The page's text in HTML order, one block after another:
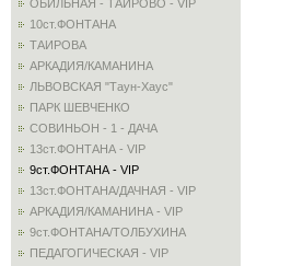
ОБИЛЬНАЯ - ТАИРОВО - VIP
10ст.ФОНТАНА
ТАИРОВА
АРКАДИЯ/КАМАНИНА
ЛЬВОВСКАЯ "Таун-Хаус"
ПАРК ШЕВЧЕНКО
СОВИНЬОН - 1 - ДАЧА
13ст.ФОНТАНА - VIP
9ст.ФОНТАНА - VIP
13ст.ФОНТАНА/ДАЧНАЯ - VIP
АРКАДИЯ/КАМАНИНА - VIP
9ст.ФОНТАНА/ТОЛБУХИНА
ПЕДАГОГИЧЕСКАЯ - VIP